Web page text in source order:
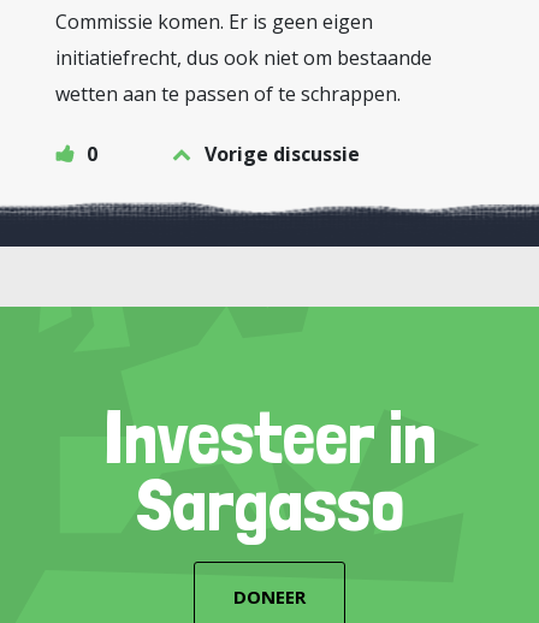
Commissie komen. Er is geen eigen
initiatiefrecht, dus ook niet om bestaande
wetten aan te passen of te schrappen.
0 Vorige discussie
Investeer in
Sargasso
DONEER